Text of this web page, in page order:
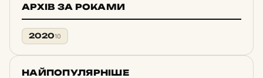
АРХІВ ЗА РОКАМИ
202010
НАЙПОПУЛЯРНІШЕ